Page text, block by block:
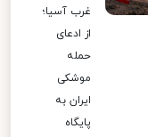
غرب آسیا؛
از ادعای
حمله
موشکی
ایران به
پایگاه